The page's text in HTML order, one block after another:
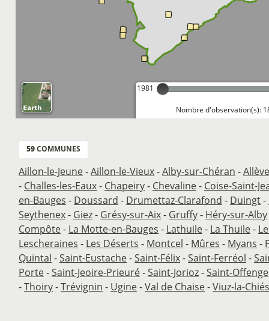
1981
Nombre d'observation(s):
59COMMUNES
Aillon-le-Jeune-Aillon-le-Vieux-Alby-sur-Chéran -
- Challes-les-Eaux- Chapeiry- Chevaline- Coise-Saint-
en-Bauges - Doussard - Drumettaz-Clarafond - Duingt-
Seythenex- Giez- Grésy-sur-Aix- Gruffy- Héry-sur-Alby
Compôte- La Motte-en-Bauges - Lathuile- La Thuile-
Lescheraines - Les Déserts - Montcel - Mûres - Myans -
Quintal -Saint-Eustache-Saint-Félix-Saint-Ferréol -
Porte-Saint-Jeoire-Prieuré-Saint-Jorioz-Saint-Offenge
-Thoiry-Trévignin - Ugine-Val de Chaise-Viuz-la-